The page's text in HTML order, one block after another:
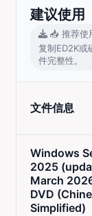
建议使用
📥 推荐使
复制ED2K或
件完整性。
文件信息
Windows
2025
March
DVD
Simplified)